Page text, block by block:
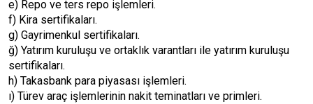
e) Repo ve ters repo işlemleri.
f) Kira sertifikaları.
g) Gayrimenkul sertifikaları.
ğ) Yatırım kuruluşu ve ortaklık varantları ile yatırım kuruluşu
sertifikaları.
h) Takasbank para piyasası işlemleri.
ı) Türev araç işlemlerinin nakit teminatları ve primleri.